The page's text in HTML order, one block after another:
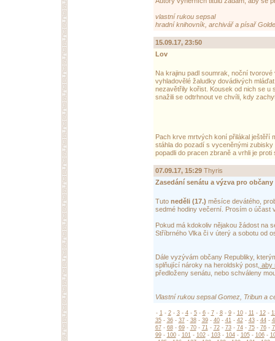
vlastní rukou sepsal
hradní knihovník, archivář a písař
15.09.17, 23:50
Lov
Na krajinu padl soumrak, noční
vyhladovělé žaludky dovádivých
nezavětřily kořist. Kousek od nich se
snažili se odtrhnout ve chvíli, kdy
Pach krve mrtvých koní přilákal ještěří
stáhla do pozadí s vyceněnými
popadli do pracen zbraně a vrhli je
07.09.17, 15:29 Thyris
Zasedání senátu a výzva pro
Tuto neděli (17.) měsíce devátého,
sedmé hodiny večerní. Prosím o účast
Pokud má kdokoliv nějakou žádost na
Stříbrného Vlka či v úterý a sobotu od
Dále vyzývám občany Republiky,
splňující nároky na heroldský post, aby
předloženy senátu, nebo schváleny
Vlastní rukou sepsal Gomez, Tribun a
- 1- 2- 3- 4- 5- 6- 7- 8- 9- 10- 11- 12-
35- 36- 37- 38- 39- 40- 41- 42- 43- 44-
67- 68- 69- 70- 71- 72- 73- 74- 75- 76-
99- 100- 101- 102- 103- 104- 105- 106-